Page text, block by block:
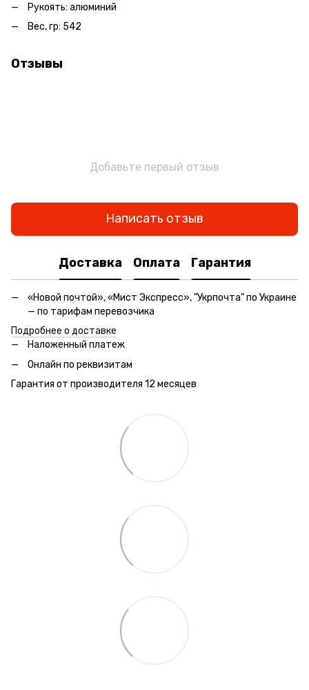
Рукоять: алюминий
Вес, гр: 542
Отзывы
Добавьте первый отзыв
Написать отзыв
Доставка Оплата Гарантия
«Новой почтой», «Мист Экспресс», "Укрпочта" по Украине
— по тарифам перевозчика
Подробнее о доставке
Наложенный платеж
Онлайн по реквизитам
Гарантия от производителя 12 месяцев